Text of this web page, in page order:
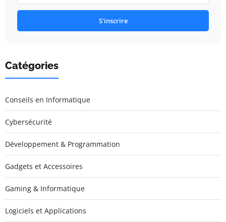
S'inscrire
Catégories
Conseils en Informatique
Cybersécurité
Développement & Programmation
Gadgets et Accessoires
Gaming & Informatique
Logiciels et Applications